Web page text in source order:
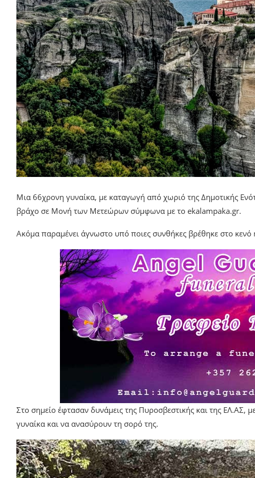
Μια 66χρονη γυναίκα, με καταγωγή από χωριό της Δημοτικής
βράχο σε Μονή των Μετεώρων σύμφωνα με το ekalampaka.gr.
Ακόμα παραμένει άγνωστο υπό ποιες συνθήκες βρέθηκε στο κενό
Στο σημείο έφτασαν δυνάμεις της Πυροσβεστικής και της ΕΛ.ΑΣ,
γυναίκα και να ανασύρουν τη σορό της.